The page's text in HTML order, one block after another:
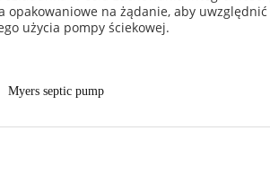
na żądanie, aby
użycia pompy ściekowej.
Myers septic pump